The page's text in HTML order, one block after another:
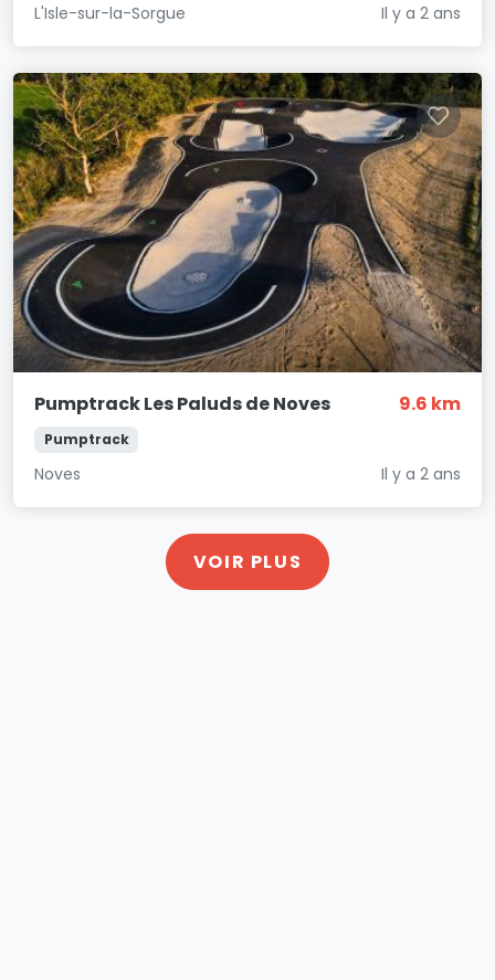
L'Isle-sur-la-Sorgue Il y a 2 ans
Pumptrack Les Paluds de Noves 9.6 km
Pumptrack
Noves Il y a 2 ans
VOIR PLUS